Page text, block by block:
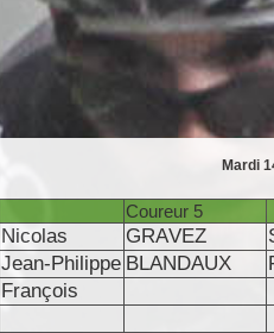
Mardi
Coureur 5
Nicolas GRAVEZ
Jean-Philippe BLANDAUX
François